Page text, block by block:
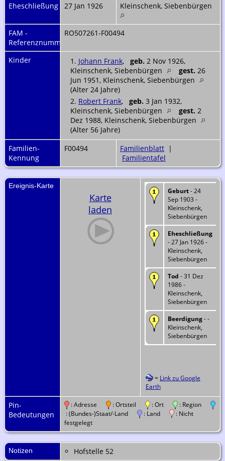
Eheschließung
27 Jan 1926 Kleinschenk, Siebenbürgen
FAM -
Referenznummer
RO507261-F00494
Kinder 1. Johann Frank, geb. 2 Nov 1926,
Kleinschenk, Siebenbürgen
gest. 26
Jun 1951, Kleinschenk, Siebenbürgen
(Alter 24 Jahre)
2. Robert Frank, geb. 3 Jan 1932,
Kleinschenk, Siebenbürgen
gest. 2
Dez 1988, Kleinschenk, Siebenbürgen
(Alter 56 Jahre)
Familien-
Kennung
F00494 Familienblatt |
Familientafel
Ereignis-Karte
Karte
laden
Geburt- 24
Sep 1903 -
Kleinschenk,
Siebenbürgen
Eheschließung
- 27 Jan 1926 -
Kleinschenk,
Siebenbürgen
Tod - 31 Dez
1986 -
Kleinschenk,
Siebenbürgen
Beerdigung- -
Kleinschenk,
Siebenbürgen
= Link zu Google
Earth
Pin-
Bedeutungen
: Adresse : Ortsteil : Ort
: Region
: (Bundes-)Staat/-Land
: Land
: Nicht
festgelegt
Notizen Hofstelle 52